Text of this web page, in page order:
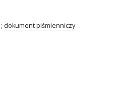
; dokument piśmienniczy